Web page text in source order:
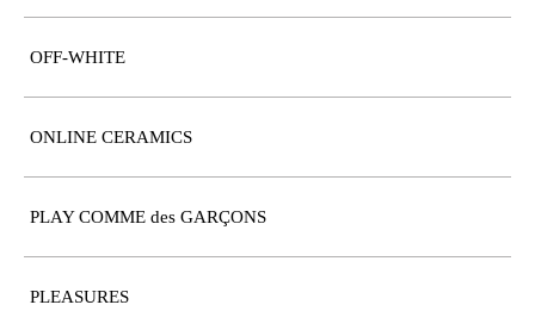
OFF-WHITE
ONLINE CERAMICS
PLAY COMME des GARÇONS
PLEASURES